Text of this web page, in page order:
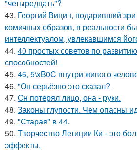
"четыредцать"?
43. Георгий Вицин, подаривший
комичных образов, в реальности
интеллектуалом, увлекавшимся
44. 40 простых советов по
способностей!
45. 46, 5\xB0C внутри живого
46. "Он серьёзно это сказал?
47. Он потерял лицо, она - руки.
48. Законы глупости. Чем опасны
49. "Старая" в 44.
50. Творчество Летиции Ки - это
эффекты.